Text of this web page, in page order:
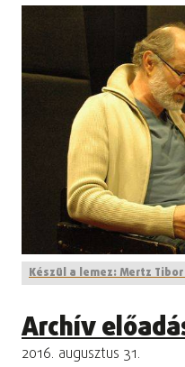
Készül a lemez: Mertz
Archív
2016. augusztus 31.